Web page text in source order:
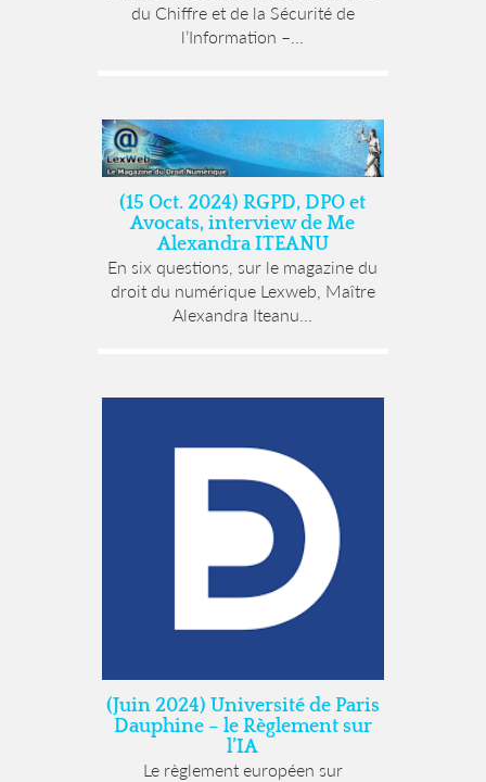
du Chiffre et de la Sécurité de
l’Information –...
(15 Oct. 2024) RGPD, DPO et
Avocats, interview de Me
Alexandra ITEANU
En six questions, sur le magazine du
droit du numérique Lexweb, Maître
Alexandra Iteanu...
(Juin 2024) Université de Paris
Dauphine – le Règlement sur
l’IA
Le règlement européen sur